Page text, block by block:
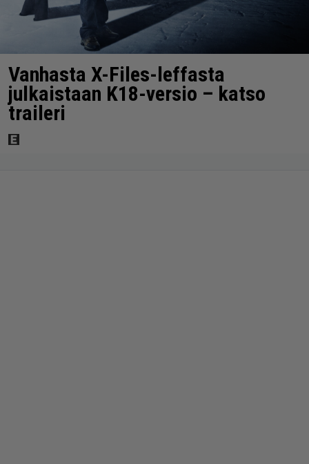
Vanhasta X-Files-leffasta
julkaistaan K18-versio – katso
traileri